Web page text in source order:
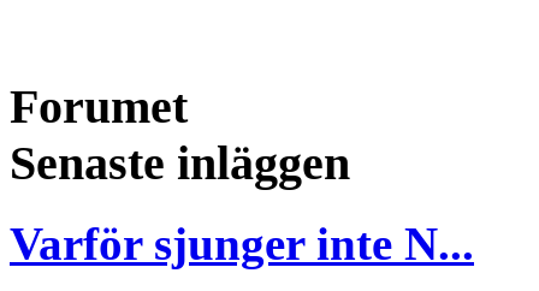
Forumet
Senaste inläggen
Varför sjunger inte N...